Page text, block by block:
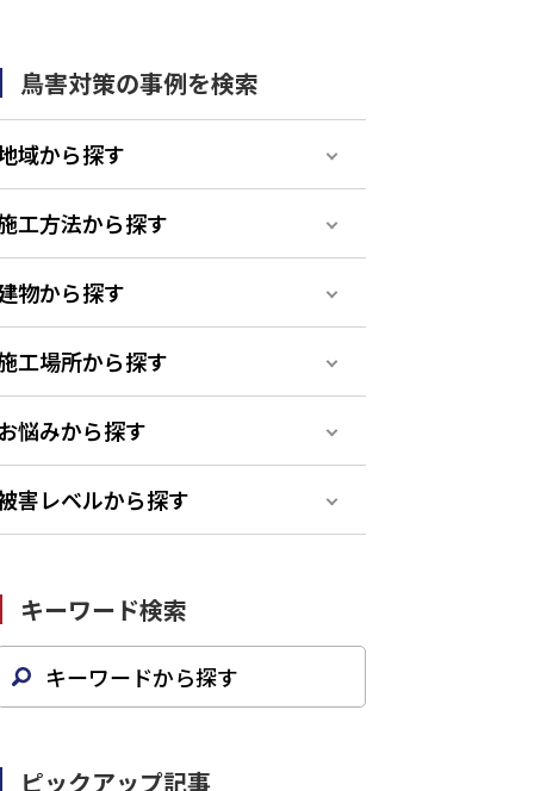
鳥害対策の事例を検索
域から探す
工方法から探す
物から探す
工場所から探す
お悩みから探す
害レベルから探す
キーワード検索
ピックアップ記事